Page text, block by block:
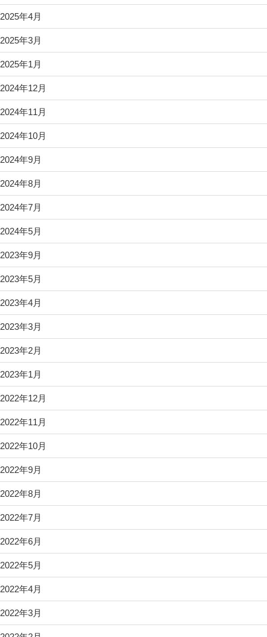
2025年4月
2025年3月
2025年1月
2024年12月
2024年11月
2024年10月
2024年9月
2024年8月
2024年7月
2024年5月
2023年9月
2023年5月
2023年4月
2023年3月
2023年2月
2023年1月
2022年12月
2022年11月
2022年10月
2022年9月
2022年8月
2022年7月
2022年6月
2022年5月
2022年4月
2022年3月